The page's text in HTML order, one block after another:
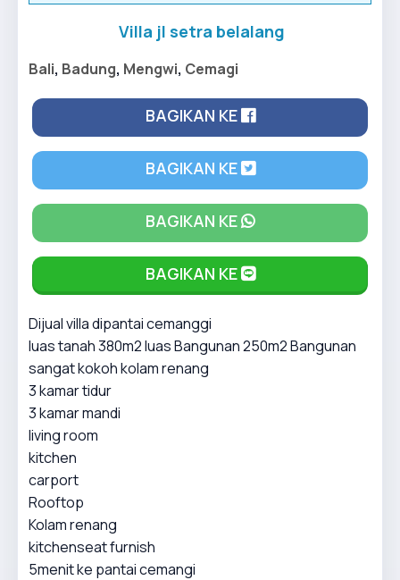
Villa jl setra belalang
Bali, Badung, Mengwi, Cemagi
BAGIKAN KE
BAGIKAN KE
BAGIKAN KE
BAGIKAN KE
Dijual villa dipantai cemanggi
luas tanah 380m2 luas Bangunan 250m2 Bangunan
sangat kokoh kolam renang
3 kamar tidur
3 kamar mandi
living room
kitchen
carport
Rooftop
Kolam renang
kitchenseat furnish
5menit ke pantai cemangi